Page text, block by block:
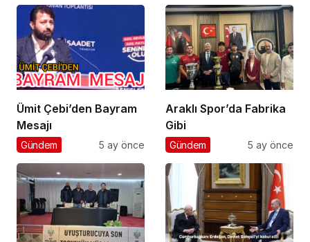
Ümit Çebi’den Bayram
Mesajı
Gündem 5 ay önce
Araklı Spor’da Fabrika
Gibi
Gündem 5 ay önce